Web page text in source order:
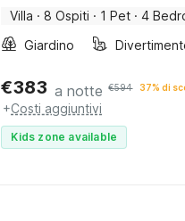
Villa · 8 Ospiti · 1 Pet · 4
Giardino
€383 a notte €594 37% di
+Costi aggiuntivi
Kids zone available